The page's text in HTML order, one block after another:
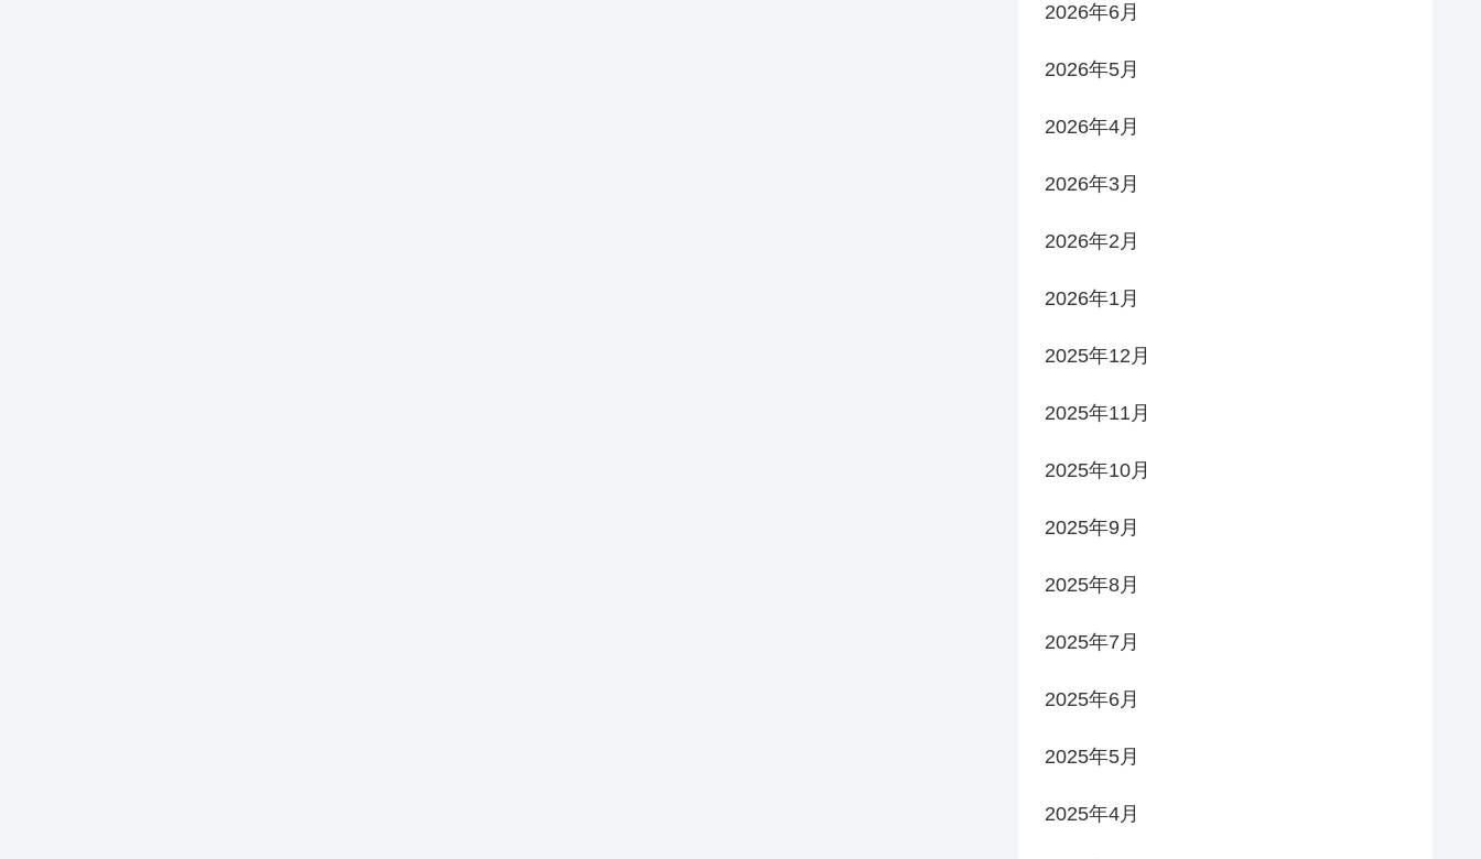
2026年6月
2026年5月
2026年4月
2026年3月
2026年2月
2026年1月
2025年12月
2025年11月
2025年10月
2025年9月
2025年8月
2025年7月
2025年6月
2025年5月
2025年4月